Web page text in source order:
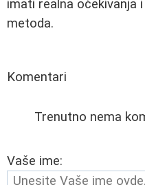
imati realna očekivanja
metoda.
Komentari
Trenutno nema
Vaše ime: